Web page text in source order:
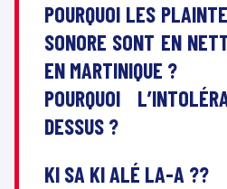
POURQUOI LES
SONORE SONT EN
EN MARTINIQUE ?
POURQUOI
DESSUS ?
KI SA KI ALÉ LA-A ??